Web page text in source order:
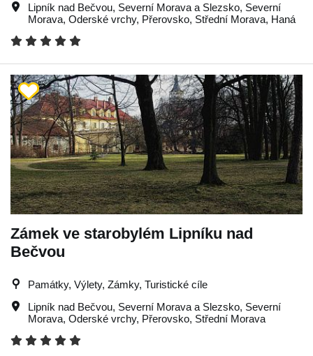
Lipník nad Bečvou, Severní Morava a Slezsko, Severní
Morava, Oderské vrchy, Přerovsko, Střední Morava, Haná
Zámek ve starobylém Lipníku nad
Bečvou
Památky, Výlety, Zámky, Turistické cíle
Lipník nad Bečvou, Severní Morava a Slezsko, Severní
Morava, Oderské vrchy, Přerovsko, Střední Morava